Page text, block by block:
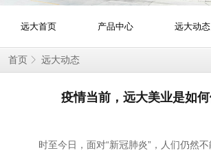
远大首页 产品中心 远大动态
首页 远大动态
疫情当前，远大美业是如何
时至今日，面对“新冠肺炎”，人们仍然不